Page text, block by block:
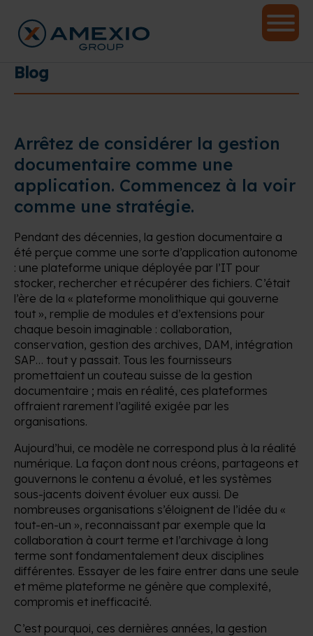
Blog
Arrêtez de considérer la gestion
documentaire comme une
application. Commencez à la voir
comme une stratégie.
Pendant des décennies, la gestion documentaire a
été perçue comme une sorte d’application autonome
: une plateforme unique déployée par l’IT pour
stocker, rechercher et récupérer des fichiers. C’était
l’ère de la « plateforme monolithique qui gouverne
tout », remplie de modules et d’extensions pour
chaque besoin imaginable : collaboration,
conservation, gestion des archives, DAM, intégration
SAP… tout y passait. Tous les fournisseurs
promettaient un couteau suisse de la gestion
documentaire ; mais en réalité, ces plateformes
offraient rarement l’agilité exigée par les
organisations.
Aujourd’hui, ce modèle ne correspond plus à la réalité
numérique. La façon dont nous créons, partageons et
gouvernons le contenu a évolué, et les systèmes
sous-jacents doivent évoluer eux aussi. De
nombreuses organisations s’éloignent de l’idée du «
tout-en-un », reconnaissant par exemple que la
collaboration à court terme et l’archivage à long
terme sont fondamentalement deux disciplines
différentes. Essayer de les faire entrer dans une seule
et même plateforme ne génère que complexité,
compromis et inefficacité.
C’est pourquoi, ces dernières années, la gestion